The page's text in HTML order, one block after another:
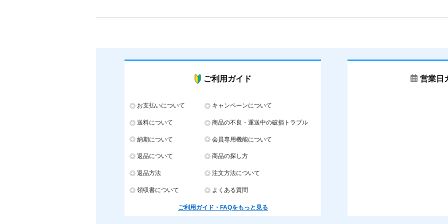
ご利用ガイド
お支払いについて キャンペーンについて
送料について 商品の不良・運送中の破損トラブル
納期について 会員専用機能について
返品について 商品の探し方
返品方法 注文方法について
領収書について よくある質問
ご利用ガイド・FAQをもっと見る
営業日